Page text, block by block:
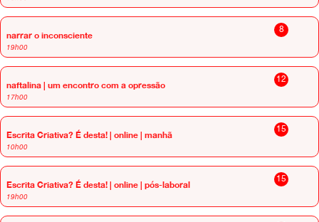
8
narrar o inconsciente
19h00
12
naftalina | um encontro com a opressão
17h00
15
Escrita Criativa? É desta! | online | manhã
10h00
15
Escrita Criativa? É desta! | online | pós-laboral
19h00